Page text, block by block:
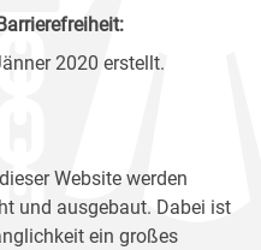
2020 erstellt.
Website werden
und ausgebaut. Dabei ist
ein großes